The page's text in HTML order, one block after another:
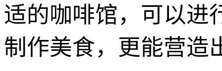
适的咖啡馆，可以进
制作美食，更能营造